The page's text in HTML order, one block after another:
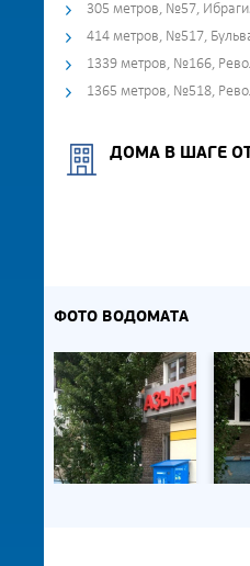
305 метров, №57,
414 метров, №517,
1339 метров, №166,
1365 метров, №518,
ДОМА В ШАГЕ
ФОТО ВОДОМАТА